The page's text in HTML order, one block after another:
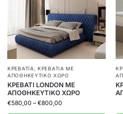
ΚΡΕΒΆΤΙΑ, ΚΡΕΒΆΤΙΑ ΜΕ
ΑΠΟΘΗΚΕΥΤΙΚΌ ΧΏΡΟ
ΚΡΕΒΑΤΙ LONDON ΜΕ
ΑΠΟΘΗΚΕΥΤΙΚΟ ΧΩΡΟ
€580,00 – €800,00